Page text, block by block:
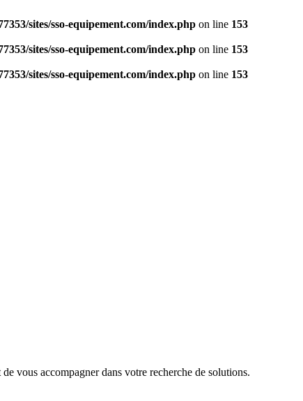
sites/sso-equipement.com/index.php on line 153
sites/sso-equipement.com/index.php on line 153
sites/sso-equipement.com/index.php on line 153
vous accompagner dans votre recherche de solutions.